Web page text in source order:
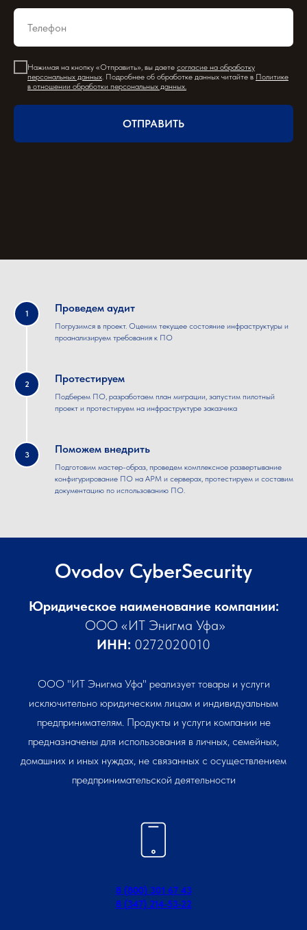
Нажимая на кнопку «Отправить», вы даете согласие на обработку
персональных данных . Подробнее об обработке данных читайте в Политике
в отношении обработки персональных данных
ОТПРАВИТЬ
1 Проведем аудит
Погрузимся в проект. Оценим текущее состояние инфраструктуры и
проанализируем требования к ПО
2 Протестируем
Подберем ПО, разработаем план миграции, запустим пилотный
проект и протестируем на инфраструктуре заказчика
3 Поможем внедрить
Подготовим мастер-образ, проведем комплексное развертывание
конфигурирование ПО на АРМ и серверах, протестируем и составим
документацию по использованию ПО.
Ovodov CyberSecurity
Юридическое наименование компании:
ООО «ИТ Энигма Уфа»
ИНН: 0272020010
ООО "ИТ Энигма Уфа" реализует товары и услуги
исключительно юридическим лицам и индивидуальным
предпринимателям. Продукты и услуги компании не
предназначены для использования в личных, семейных,
домашних и иных нуждах, не связанных с осуществлением
предпринимательской деятельности
8 (800) 301 67 43
8 (347) 214-53-22